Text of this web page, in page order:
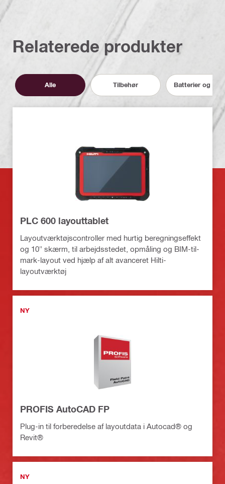
Relaterede produkter
Alle Tilbehør Batterier og
PLC 600 layouttablet
Layoutværktøjscontroller med hurtig beregningseffekt
og 10" skærm, til arbejdsstedet, opmåling og BIM-til-
mark-layout ved hjælp af alt avanceret Hilti-
layoutværktøj
NY
PROFIS AutoCAD FP
Plug-in til forberedelse af layoutdata i Autocad® og
Revit®
NY